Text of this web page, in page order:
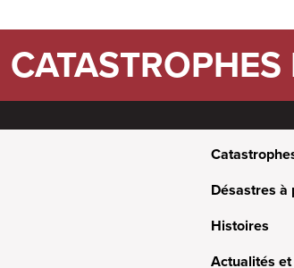
Désastres à
Histoires
Actualités